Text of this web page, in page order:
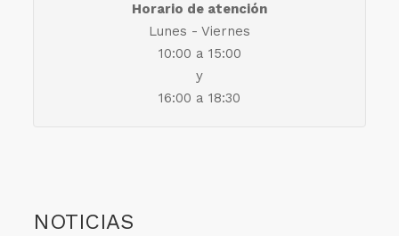
Horario de atención
Lunes - Viernes
10:00 a 15:00
y
16:00 a 18:30
NOTICIAS